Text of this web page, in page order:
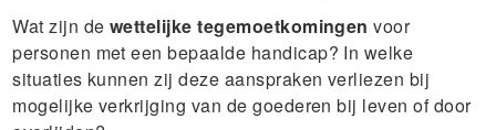
Wat zijn de wettelijke tegemoetkomingenvoor
personen met een bepaalde handicap? In welke
situaties kunnen zij deze aanspraken verliezen bij
mogelijke verkrijging van de goederen bij leven of door